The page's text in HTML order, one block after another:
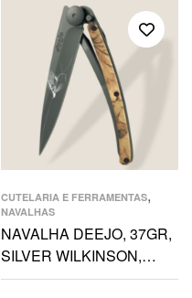
CUTELARIA E FERRAMENTAS,
NAVALHAS
NAVALHA DEEJO, 37GR,
SILVER WILKINSON,
BLACK, MADEIRA CAMO